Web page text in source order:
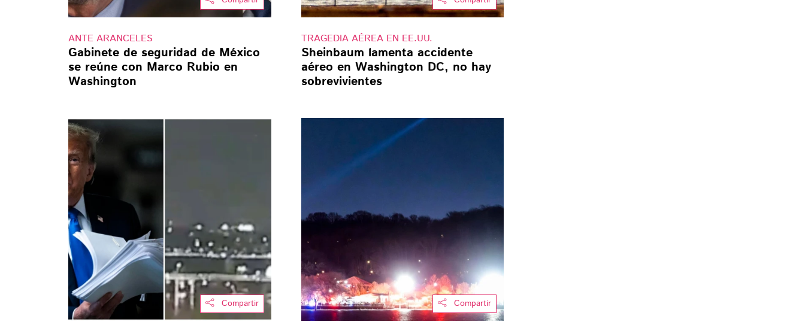
ANTE ARANCELES
Gabinete de seguridad de México
se reúne con Marco Rubio en
Washington
TRAGEDIA AÉREA EN EE.UU.
Sheinbaum lamenta accidente
aéreo en Washington DC, no hay
sobrevivientes
Compartir Compartir